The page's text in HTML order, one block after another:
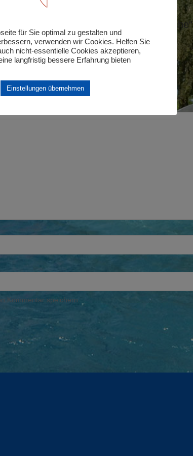
(1 Elternteil) incl. Kinder/Jugendliche“
Kommentar speichern.
für Sie optimal zu gestalten und
verwenden wir Cookies. Helfen Sie
nicht-essentielle Cookies akzeptieren,
langfristig bessere Erfahrung bieten
Einstellungen übernehmen